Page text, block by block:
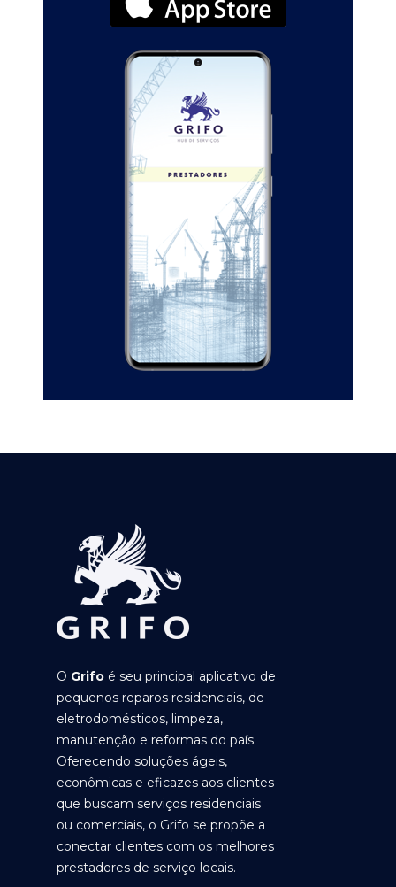
O Grifo é seu principal aplicativo de
pequenos reparos residenciais, de
eletrodomésticos, limpeza,
manutenção e reformas do país.
Oferecendo soluções ágeis,
econômicas e eficazes aos clientes
que buscam serviços residenciais
ou comerciais, o Grifo se propõe a
conectar clientes com os melhores
prestadores de serviço locais.